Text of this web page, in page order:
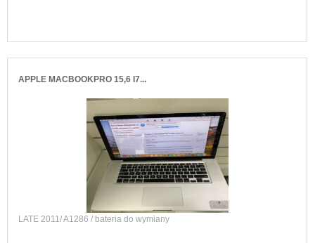
APPLE MACBOOKPRO 15,6 I7...
LATE 2011/ A1286 / bateria do wymiany